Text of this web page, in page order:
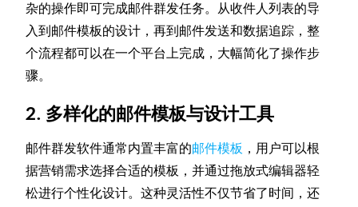
杂的操作即可完成邮件群发任务。从收件人列表的导
入到邮件模板的设计，再到邮件发送和数据追踪，整
个流程都可以在一个平台上完成，大幅简化了操作步
骤。
2. 多样化的邮件模板与设计工具
邮件群发软件通常内置丰富的邮件模板 ，用户可以根
据营销需求选择合适的模板，并通过拖放式编辑器轻
松进行个性化设计。这种灵活性不仅节省了时间，还